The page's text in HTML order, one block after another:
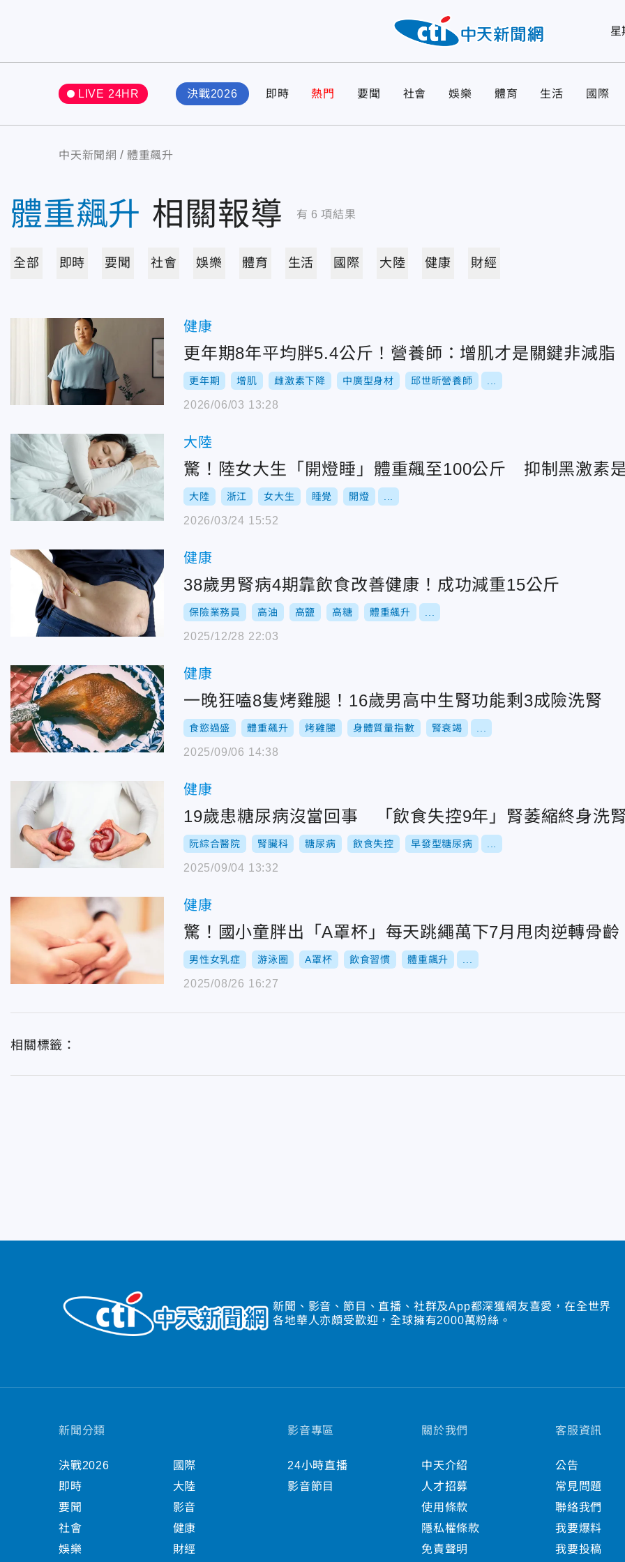
星
LIVE 24HR 決戰2026 即時 熱門 要聞 社會 娛樂 體育 生活 國際
中天新聞網 體重飆升
體重飆升 相關報導 有 6 項結果
全部 即時 要聞 社會 娛樂 體育 生活 國際 大陸 健康 財經
健康
更年期8年平均胖5.4公斤！營養師：增肌才是關鍵非減脂
更年期 增肌 雌激素下降 中廣型身材 邱世昕營養師
2026/06/03 13:28
大陸
驚！陸女大生「開燈睡」體重飆至100公斤 抑制黑激素
大陸 浙江 女大生 睡覺 開燈
2026/03/24 15:52
健康
38歲男腎病4期靠飲食改善健康！成功減重15公斤
保險業務員 高油 高鹽 高糖 體重飆升
2025/12/28 22:03
健康
一晚狂嗑8隻烤雞腿！16歲男高中生腎功能剩3成險洗腎
食慾過盛 體重飆升 烤雞腿 身體質量指數 腎衰竭
2025/09/06 14:38
健康
19歲患糖尿病沒當回事 「飲食失控9年」腎萎縮終身洗
阮綜合醫院 腎臟科 糖尿病 飲食失控 早發型糖尿病
2025/09/04 13:32
健康
驚！國小童胖出「A罩杯」每天跳繩萬下7月甩肉逆轉骨齡
男性女乳症 游泳圈 A罩杯 飲食習慣 體重飆升
2025/08/26 16:27
相關標籤：
新聞、影音、節目、直播、社群及App都深獲網友喜愛，在全世界
各地華人亦頗受歡迎，全球擁有2000萬粉絲。
新聞分類
決戰2026
即時
要聞
社會
娛樂
國際
大陸
影音
健康
財經
影音專區
24小時直播
影音節目
關於我們
中天介紹
人才招募
使用條款
隱私權條款
免責聲明
客服資訊
公告
常見問題
聯絡我們
我要爆料
我要投稿